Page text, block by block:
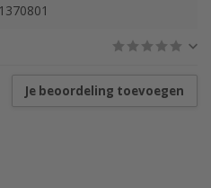
Je beoordeling toevoegen